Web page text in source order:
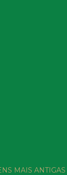
MAIS ANTIGAS